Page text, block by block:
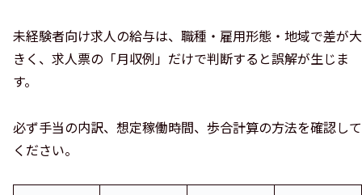
未経験者向け求人の給与は、職種・雇用形態・地域で差が大
きく、求人票の「月収例」だけで判断すると誤解が生じま
す。
必ず手当の内訳、想定稼働時間、歩合計算の方法を確認して
ください。